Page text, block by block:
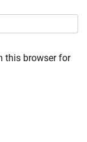
this browser for